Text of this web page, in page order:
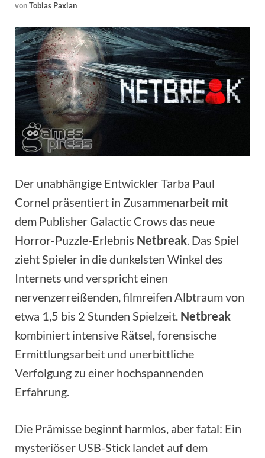
vonTobias Paxian
Der unabhängige Entwickler Tarba Paul
Cornel präsentiert in Zusammenarbeit mit
dem Publisher Galactic Crows das neue
Horror-Puzzle-Erlebnis Netbreak. Das Spiel
zieht Spieler in die dunkelsten Winkel des
Internets und verspricht einen
nervenzerreißenden, filmreifen Albtraum von
etwa 1,5 bis 2 Stunden Spielzeit. Netbreak
kombiniert intensive Rätsel, forensische
Ermittlungsarbeit und unerbittliche
Verfolgung zu einer hochspannenden
Erfahrung.
Die Prämisse beginnt harmlos, aber fatal: Ein
mysteriöser USB-Stick landet auf dem